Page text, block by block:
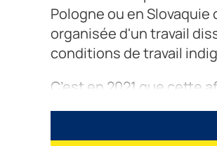
Pologne ou en
organisée d'un travail
conditions de travail
C’est en 2021 que cette